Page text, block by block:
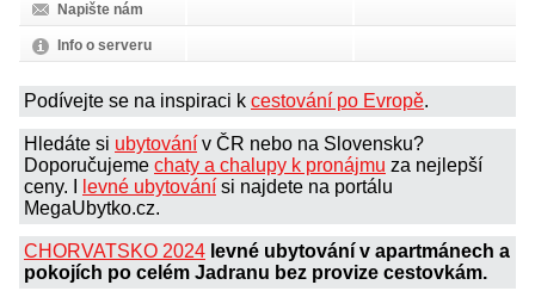
Napište nám
Info o serveru
Podívejte se na inspiraci k cestování po Evropě.
Hledáte si ubytování v ČR nebo na Slovensku?
Doporučujeme chaty a chalupy k pronájmu za nejlepší
ceny. I
levné ubytování si najdete na portálu
MegaUbytko.cz.
CHORVATSKO 2024 levné ubytování v apartmánech a
pokojích po celém Jadranu bez provize cestovkám.